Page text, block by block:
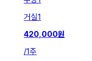
거실1
420,000원
/1주